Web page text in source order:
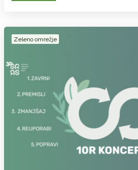
Zeleno omrežje